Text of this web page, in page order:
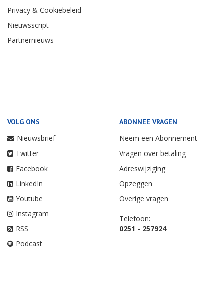
Privacy & Cookiebeleid
Nieuwsscript
Partnernieuws
VOLG ONS
Nieuwsbrief
Twitter
Facebook
LinkedIn
Youtube
Instagram
RSS
Podcast
ABONNEE VRAGEN
Neem een Abonnement
Vragen over betaling
Adreswijziging
Opzeggen
Overige vragen
Telefoon:
0251 - 257924